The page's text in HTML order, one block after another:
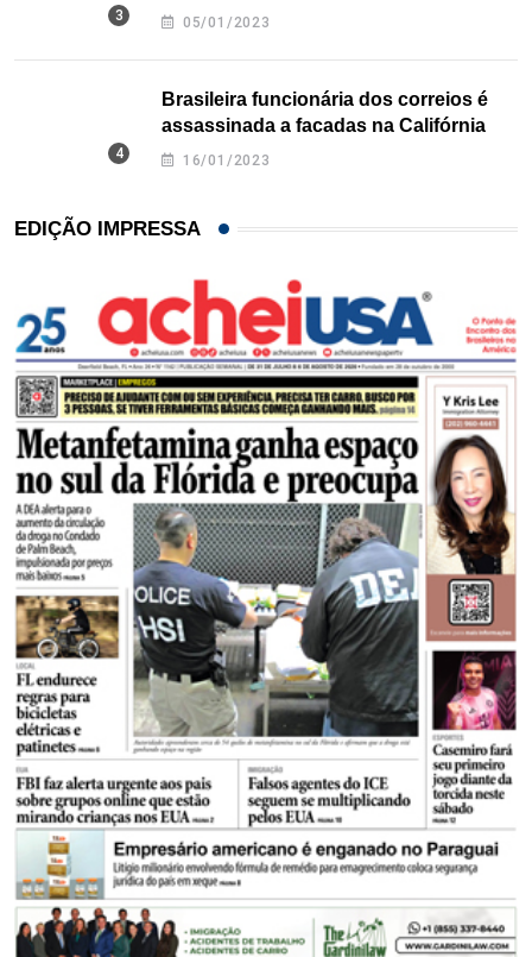
Texas
05/01/2023
Brasileira funcionária dos correios é
assassinada a facadas na Califórnia
16/01/2023
EDIÇÃO IMPRESSA